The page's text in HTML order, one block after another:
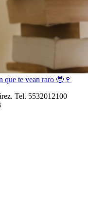
que te vean raro 🤓🍷
Tel. 5532012100